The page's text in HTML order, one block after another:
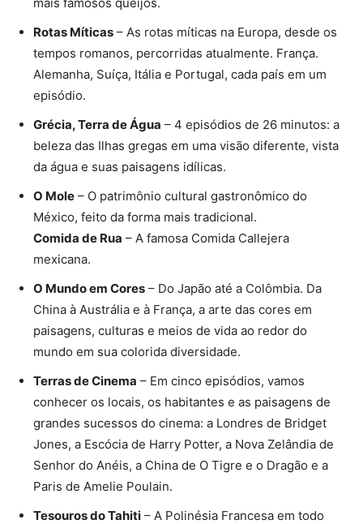
Rotas Míticas – As rotas míticas na Europa, desde os
tempos romanos, percorridas atualmente. França.
Alemanha, Suíça, Itália e Portugal, cada país em um
episódio.
Grécia, Terra de Água – 4 episódios de 26 minutos: a
beleza das Ilhas gregas em uma visão diferente, vista
da água e suas paisagens idílicas.
O Mole – O patrimônio cultural gastronômico do
México, feito da forma mais tradicional.
Comida de Rua – A famosa Comida Callejera
mexicana.
O Mundo em Cores – Do Japão até a Colômbia. Da
China à Austrália e à França, a arte das cores em
paisagens, culturas e meios de vida ao redor do
mundo em sua colorida diversidade.
Terras de Cinema – Em cinco episódios, vamos
conhecer os locais, os habitantes e as paisagens de
grandes sucessos do cinema: a Londres de Bridget
Jones, a Escócia de Harry Potter, a Nova Zelândia de
Senhor do Anéis, a China de O Tigre e o Dragão e a
Paris de Amelie Poulain.
Tesouros do Tahiti – A Polinésia Francesa em todo